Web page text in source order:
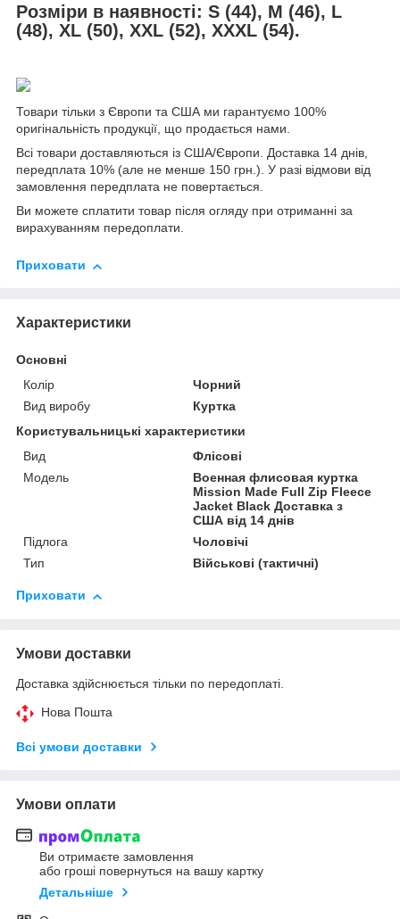
Розміри в наявності: S (44), M (46), L
(48), XL (50), XXL (52), XXXL (54).
Товари тільки з Європи та США ми гарантуємо 100%
оригінальність продукції, що продається нами.
Всі товари доставляються із США/Європи. Доставка 14 днів,
передплата 10% (але не менше 150 грн.). У разі відмови від
замовлення передплата не повертається.
Ви можете сплатити товар після огляду при отриманні за
вирахуванням передоплати.
Приховати
Характеристики
Основні
Колір
Чорний
Вид виробу
Куртка
Користувальницькі характеристики
Вид
Флісові
Мoдель
Военная флисовая куртка
Mission Made Full Zip Fleece
Jacket Black Доставка з
США від 14 днів
Підлога
Чоловічі
Тип
Військові (тактичні)
Приховати
Умови доставки
Доставка здійснюється тільки по передоплаті.
Нова Пошта
Всі умови доставки
Умови оплати
Ви отримаєте замовлення
або гроші повернуться на вашу картку
Детальніше